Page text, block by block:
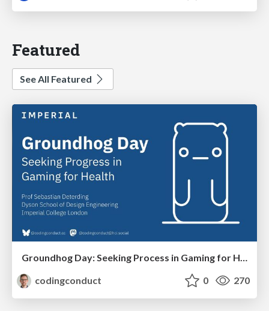
Featured
See All Featured
Groundhog Day: Seeking Process in Gaming for Health
codingconduct
0 270